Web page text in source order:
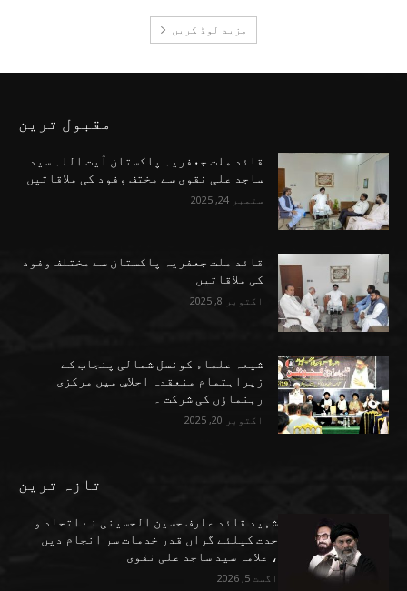
مزید لوڈ کریں
مقبول ترین
قائد ملت جعفریہ پاکستان آیت اللہ سید
ساجد علی نقوی سے مختف وفود کی ملاقاتیں
ستمبر 24, 2025
قائد ملت جعفریہ پاکستان سے مختلف وفود
کی ملاقاتیں
اکتوبر 8, 2025
شیعہ علماء کونسل شمالی پنجاب کے
زیراہتمام منعقدہ اجلاسِ میں مرکزی
رہنماؤں کی شرکت ۔
اکتوبر 20, 2025
تازہ ترین
شہید قائد عارف حسین الحسینی نے اتحاد و
حدت کیلئے گراں قدر خدمات سر انجام دیں
، علامہ سید ساجد علی نقوی
اگست 5, 2026